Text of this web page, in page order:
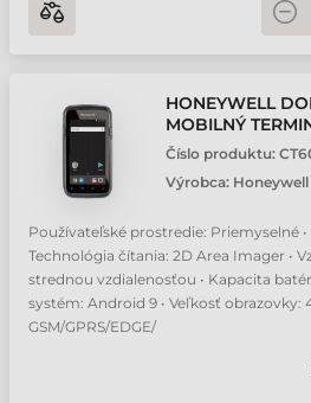
HONEYWELL
MOBILNÝ
Číslo produktu:
Výrobca: Honeywell
Používateľské prostredie: Priemyselné •
Technológia čítania: 2D Area Imager •
strednou vzdialenosťou • Kapacita
systém: Android 9 • Veľkosť obrazovky:
GSM/GPRS/EDGE/